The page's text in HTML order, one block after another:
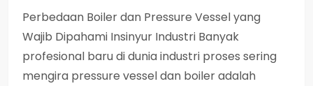
Perbedaan Boiler dan Pressure Vessel yang
Wajib Dipahami Insinyur Industri Banyak
profesional baru di dunia industri proses sering
mengira pressure vessel dan boiler adalah